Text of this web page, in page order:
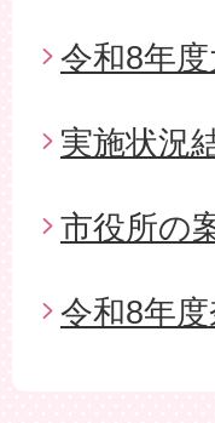
令和8年
実施状況
市役所の
令和8年